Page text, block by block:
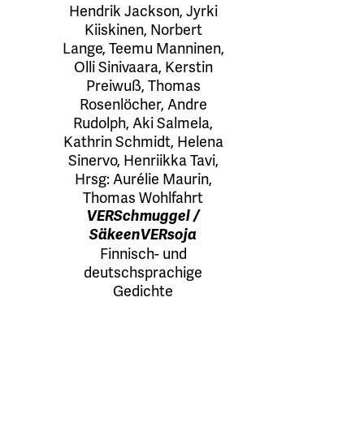
Hendrik Jackson, Jyrki
Kiiskinen, Norbert
Lange, Teemu Manninen,
Olli Sinivaara, Kerstin
Preiwuß, Thomas
Rosenlöcher, Andre
Rudolph, Aki Salmela,
Kathrin Schmidt, Helena
Sinervo, Henriikka Tavi,
Hrsg:Aurélie Maurin,
Thomas Wohlfahrt
VERSchmuggel /
SäkeenVERsoja
Finnisch- und
deutschsprachige
Gedichte